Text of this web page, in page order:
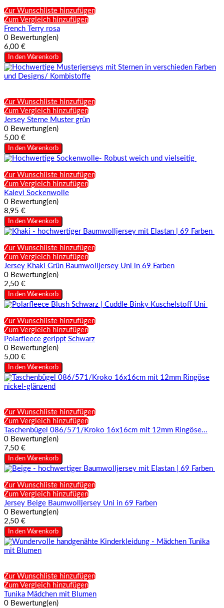
Zur Wunschliste hinzufügen
Zum Vergleich hinzufügen
French Terry rosa
0 Bewertung(en)
6,00 €
In den Warenkorb
Zur Wunschliste hinzufügen
Zum Vergleich hinzufügen
Jersey Sterne Muster grün
0 Bewertung(en)
5,00 €
In den Warenkorb
Zur Wunschliste hinzufügen
Zum Vergleich hinzufügen
Kalevi Sockenwolle
0 Bewertung(en)
8,95 €
In den Warenkorb
Zur Wunschliste hinzufügen
Zum Vergleich hinzufügen
Jersey Khaki Grün Baumwolljersey Uni in 69 Farben
0 Bewertung(en)
2,50 €
In den Warenkorb
Zur Wunschliste hinzufügen
Zum Vergleich hinzufügen
Polarfleece gerippt Schwarz
0 Bewertung(en)
5,00 €
In den Warenkorb
Zur Wunschliste hinzufügen
Zum Vergleich hinzufügen
Taschenbügel 086/571/Kroko 16x16cm mit 12mm Ringöse...
0 Bewertung(en)
7,50 €
In den Warenkorb
Zur Wunschliste hinzufügen
Zum Vergleich hinzufügen
Jersey Beige Baumwolljersey Uni in 69 Farben
0 Bewertung(en)
2,50 €
In den Warenkorb
Zur Wunschliste hinzufügen
Zum Vergleich hinzufügen
Tunika Mädchen mit Blumen
0 Bewertung(en)